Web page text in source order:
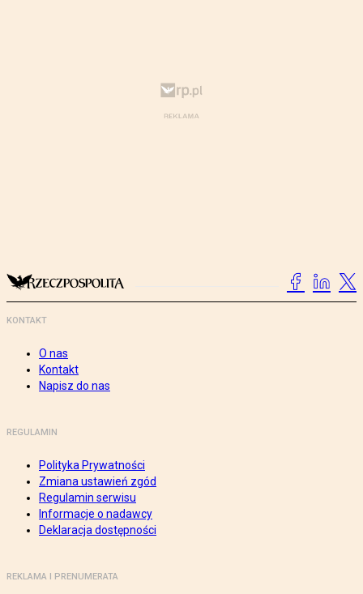
KONTAKT
O nas
Kontakt
Napisz do nas
REGULAMIN
Polityka Prywatności
Zmiana ustawień zgód
Regulamin serwisu
Informacje o nadawcy
Deklaracja dostępności
REKLAMA I PRENUMERATA